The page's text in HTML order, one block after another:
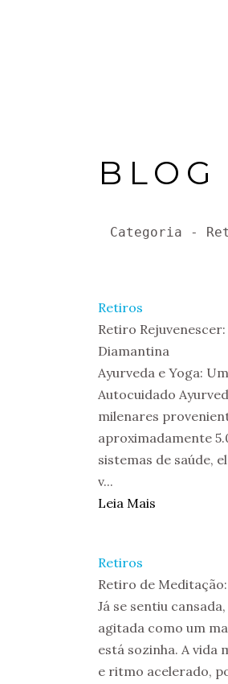
Categoria -
Retiros
Retiro
Diamantina
Ayurveda e Yoga:
Autocuidado
milenares
aproximadamente
sistemas de saúde,
v...
Leia Mais
Retiros
Retiro de
Já se sentiu
agitada como um
está sozinha. A vida
e ritmo acelerado,